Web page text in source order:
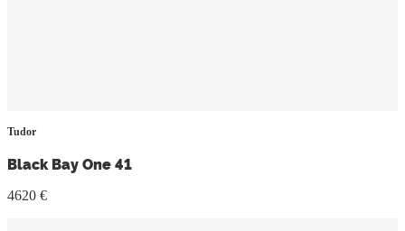
Tudor
Black Bay One 41
4620 €